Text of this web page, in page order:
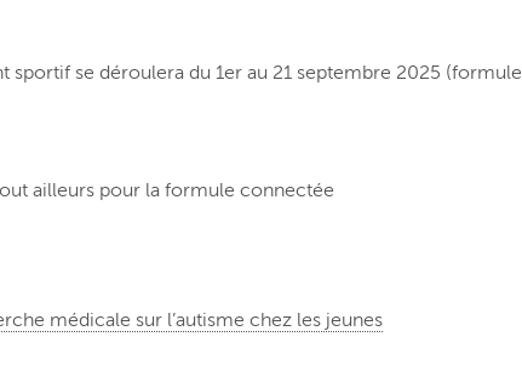
sportif se déroulera du 1er au 21 septembre 2025 (formule
ailleurs pour la formule connectée
médicale sur l’autisme chez les jeunes